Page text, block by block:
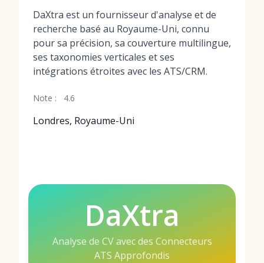
DaXtra est un fournisseur d'analyse et de
recherche basé au Royaume-Uni, connu
pour sa précision, sa couverture multilingue,
ses taxonomies verticales et ses
intégrations étroites avec les ATS/CRM.
Note : 4.6
Londres, Royaume-Uni
DaXtra
Analyse de CV avec des Connecteurs
ATS Approfondis